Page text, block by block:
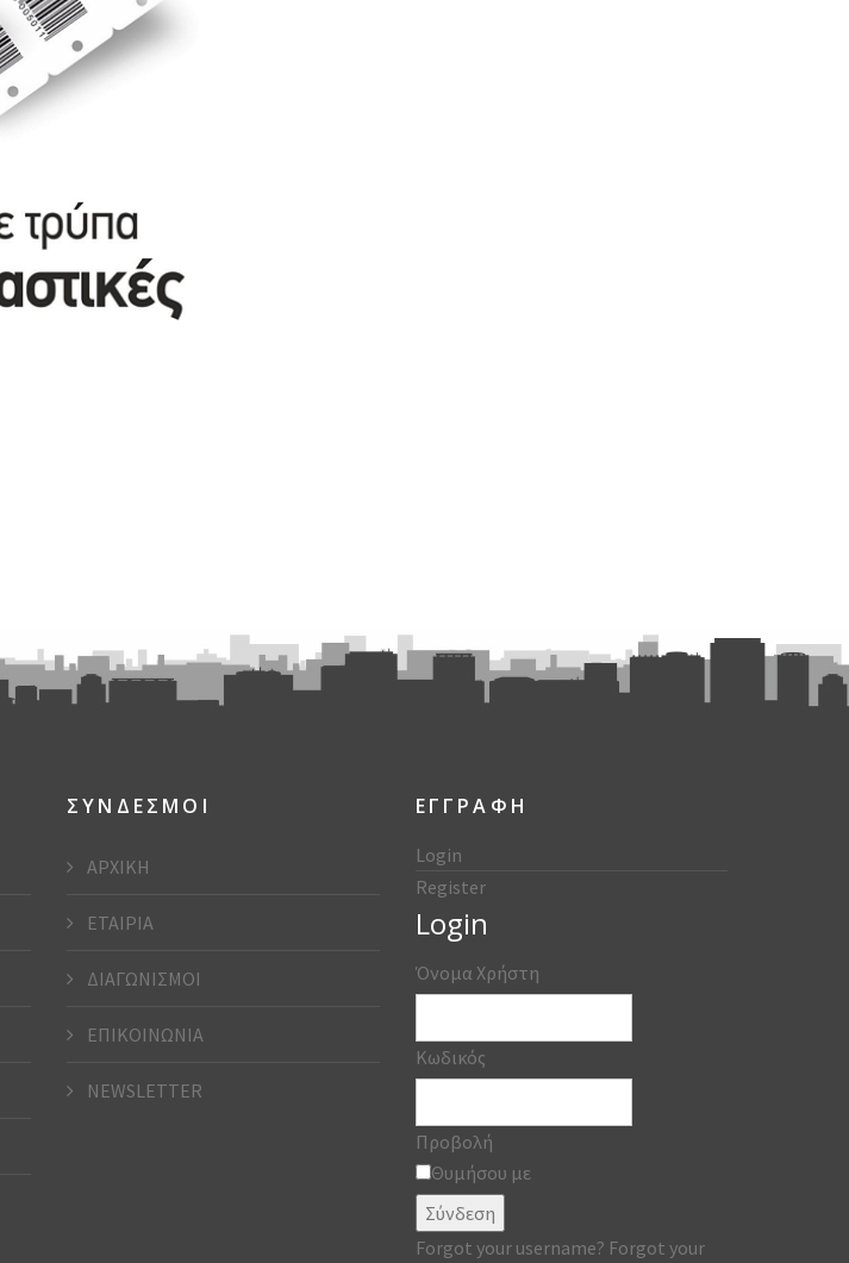
ΣΥΝΔΕΣΜΟΙ
ΑΡΧΙΚΗ
ΕΤΑΙΡΙΑ
ΔΙΑΓΩΝΙΣΜΟΙ
ΕΠΙΚΟΙΝΩΝΙΑ
NEWSLETTER
ΕΓΓΡΑΦΗ
Login
Register
Login
Όνομα Χρήστη
Κωδικός
Προβολή
Θυμήσου με
Σύνδεση
Forgot your username? Forgot your